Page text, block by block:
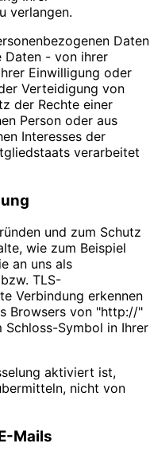
verlangen.
Daten
Daten - von ihrer
Einwilligung oder
Verteidigung von
der Rechte einer
Person oder aus
Interesses der
verarbeitet
und zum Schutz
wie zum Beispiel
an uns als
TLS-
Verbindung erkennen
Browsers von "http://"
Symbol in Ihrer
aktiviert ist,
nicht von
Mails